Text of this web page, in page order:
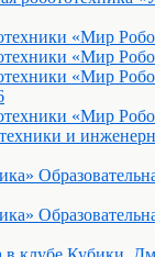
«Мир
«Мир
«Мир
«Мир
и